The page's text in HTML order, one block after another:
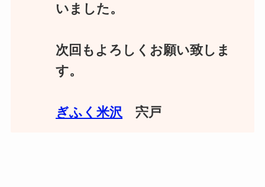
いました。
次回もよろしくお願い致しま
す。
ぎふく米沢 宍戸